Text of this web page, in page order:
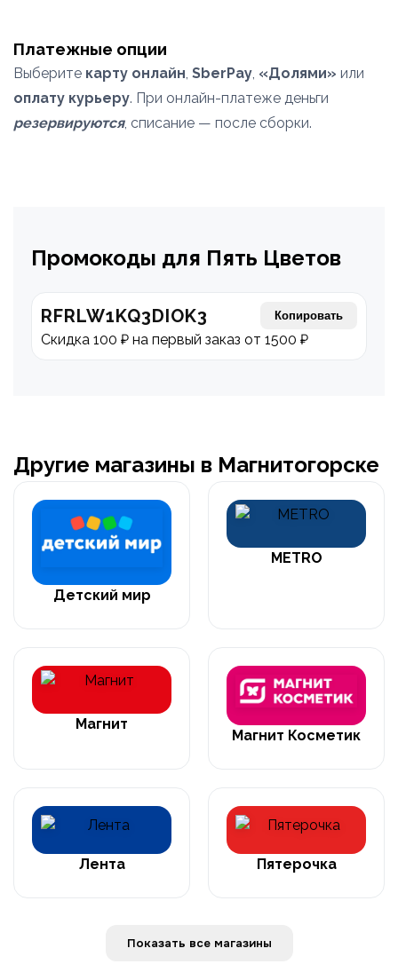
Платежные опции
Выберите карту онлайн, SberPay, «Долями» или
оплату курьеру. При онлайн-платеже деньги
резервируются, списание — после сборки.
Промокоды для Пять Цветов
RFRLW1KQ3DIOK3 Копировать
Скидка 100 ₽ на первый заказ от 1500 ₽
Другие магазины в Магнитогорске
Детский мир
METRO
Магнит
Магнит Косметик
Лента Пятерочка
Показать все магазины